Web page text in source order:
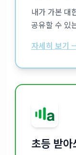
내가 가본 대
공유할 수 있
자세히 보기
초등 받아